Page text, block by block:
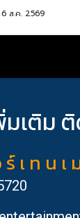
6 ส.ค. 2569
เติม
เ ท น เ